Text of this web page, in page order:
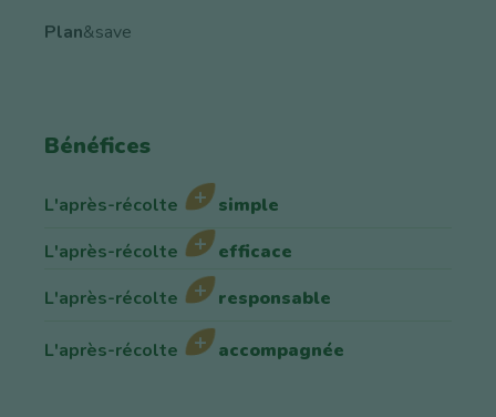
Plan&save
Bénéfices
L'après-récolte
simple
L'après-récolte
efficace
L'après-récolte
responsable
L'après-récolte accompagnée